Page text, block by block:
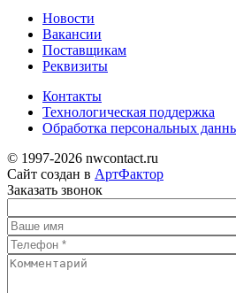
Новости
Вакансии
Поставщикам
Реквизиты
Контакты
Технологическая поддержка
Обработка персональных
© 1997-2026 nwcontact.ru
Сайт создан в АртФактор
Заказать звонок